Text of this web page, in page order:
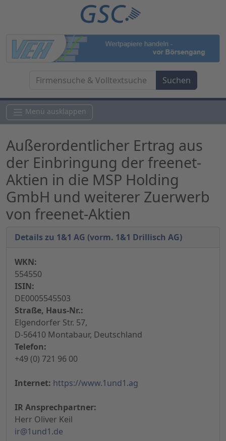
Menü ausklappen
Außerordentlicher Ertrag aus
der Einbringung der freenet-
Aktien in die MSP Holding
GmbH und weiterer Zuerwerb
von freenet-Aktien
Details zu 1&1 AG (vorm. 1&1 Drillisch AG)
WKN:
554550
ISIN:
DE0005545503
Straße, Haus-Nr.:
Elgendorfer Str. 57,
D-56410 Montabaur, Deutschland
Telefon:
+49 (0) 721 96 00
Internet: https://www.1und1.ag
IR Ansprechpartner:
Herr Oliver Keil
ir@1und1.de